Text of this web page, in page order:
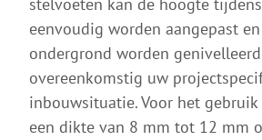
stelvoeten kan de hoogte
eenvoudig worden aangepast
ondergrond worden genivelleerd
overeenkomstig uw
inbouwsituatie. Voor het
een dikte van 8 mm tot 12 mm